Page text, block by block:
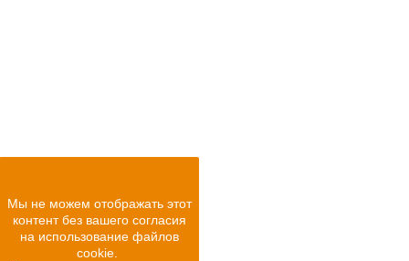
Мы не можем отображать этот
контент без вашего согласия
на использование файлов
cookie.